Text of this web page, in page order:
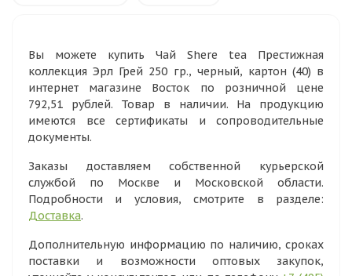
Вы можете купить Чай Shere tea Престижная
коллекция Эрл Грей 250 гр., черный, картон (40) в
интернет магазине Восток по розничной цене
792,51 рублей. Товар в наличии. На продукцию
имеются все сертификаты и сопроводительные
документы.
Заказы доставляем собственной курьерской
службой по Москве и Московской области.
Подробности и условия, смотрите в разделе:
Доставка.
Дополнительную информацию по наличию, сроках
поставки и возможности оптовых закупок,